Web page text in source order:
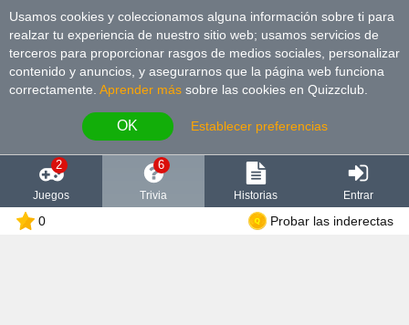
Usamos cookies y coleccionamos alguna información sobre ti para
realzar tu experiencia de nuestro sitio web; usamos servicios de
terceros para proporcionar rasgos de medios sociales, personalizar
contenido y anuncios, y asegurarnos que la página web funciona
correctamente. Aprender más sobre las cookies en Quizzclub.
OK Establecer preferencias
2
Juegos
6
Trivia Historias Entrar
0 Probar las inderectas